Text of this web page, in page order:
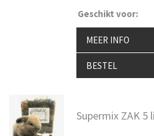
Geschikt voor:
MEER INFO
BESTEL
Supermix ZAK 5